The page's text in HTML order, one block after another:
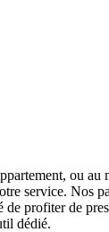
ou
service. Nos
profiter de
dédié.